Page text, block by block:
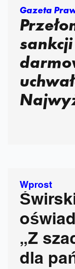
Gazeta
Wprost
„Z
dla